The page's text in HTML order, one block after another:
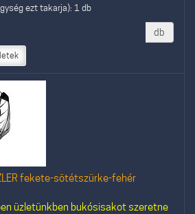
ezt takarja): 1 db
db
fekete-sötétszürke-fehér
üzletünkben bukósisakot szeretne